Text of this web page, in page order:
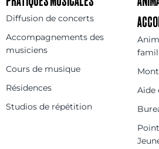
Diffusion de concerts
Accompagnements des
musiciens
Cours de musique
Résidences
Studios de répétition
Aide